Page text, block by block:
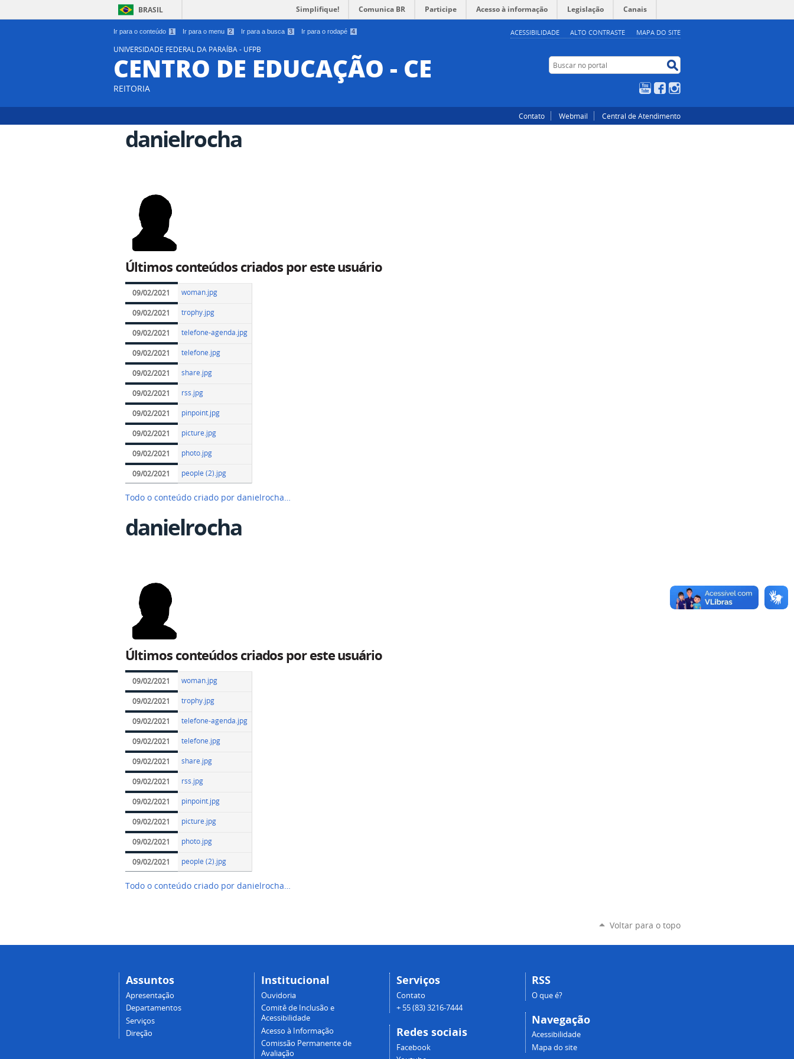
Ir para o conteúdo 1 Ir para o menu 2 Ir para a busca 3 Ir para o rodapé 4 ACESSIBILIDADE ALTO CONTRASTE MAPA DO SITE
BRASIL Simplifique! Comunica BR Participe Acesso à informação Legislação Canais
UNIVERSIDADE FEDERAL DA PARAÍBA - UFPB
CENTRO DE EDUCAÇÃO - CE
REITORIA
Buscar no portal
YouTubeFacebook
Contato Webmail Central de Atendimento
danielrocha
Últimos conteúdos criados por este usuário
09/02/2021 woman.jpg
09/02/2021 trophy.jpg
09/02/2021 telefone-agenda.jpg
09/02/2021 telefone.jpg
09/02/2021 share.jpg
09/02/2021 rss.jpg
09/02/2021 pinpoint.jpg
09/02/2021 picture.jpg
09/02/2021 photo.jpg
09/02/2021 people (2).jpg
Todo o conteúdo criado por danielrocha…
danielrocha
Últimos conteúdos criados por este usuário
09/02/2021 woman.jpg
09/02/2021 trophy.jpg
09/02/2021 telefone-agenda.jpg
09/02/2021 telefone.jpg
09/02/2021 share.jpg
09/02/2021 rss.jpg
09/02/2021 pinpoint.jpg
09/02/2021 picture.jpg
09/02/2021 photo.jpg
09/02/2021 people (2).jpg
Todo o conteúdo criado por danielrocha…
Voltar para o topo
Assuntos
Apresentação
Departamentos
Serviços
Direção
Institucional
Ouvidoria
Comitê de Inclusão e
Acessibilidade
Acesso à Informação
Comissão Permanente de
Avaliação
Serviços
Contato
+ 55 (83) 3216-7444
Redes sociais
Facebook
RSS
O que é?
Navegação
Acessibilidade
Mapa do site